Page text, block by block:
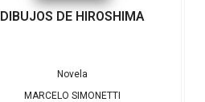
DIBUJOS DE HIROSHIMA
Novela
MARCELO SIMONETTI